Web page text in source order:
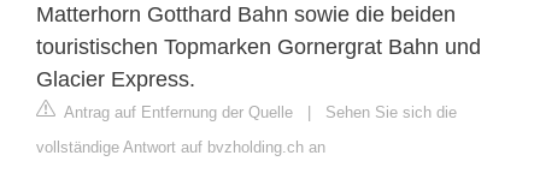
Matterhorn Gotthard Bahn sowie die beiden
touristischen Topmarken Gornergrat Bahn und
Glacier Express.
Antrag auf Entfernung der Quelle | Sehen Sie sich die
vollständige Antwort auf bvzholding.ch an